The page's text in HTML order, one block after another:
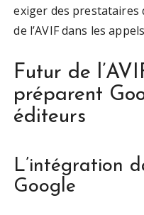
exiger des prestataires
de l’AVIF dans les
Futur de
préparent
éditeurs
L’intégration
Google